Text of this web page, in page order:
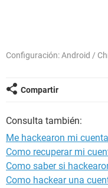
Configuración: Android /
Compartir
Consulta también:
Me hackearon mi cuenta
Como recuperar mi
Como saber si
Como hackear una